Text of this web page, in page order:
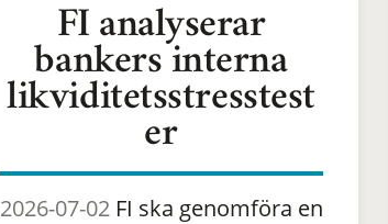
FI analyserar
bankers interna
likviditetsstresstest
er
2026-07-02FI ska genomföra en